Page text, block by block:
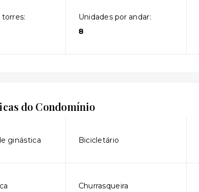
Unidades por andar:
8
do Condomínio
ginástica Bicicletário
Churrasqueira